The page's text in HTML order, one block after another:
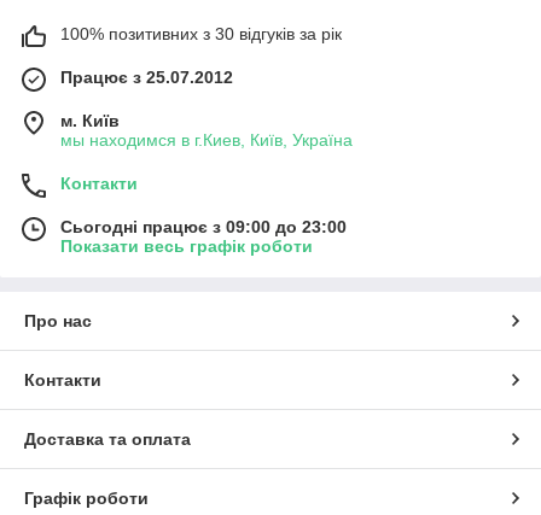
100% позитивних з 30 відгуків за рік
Працює з 25.07.2012
м. Київ
мы находимся в г.Киев, Київ, Україна
Контакти
Сьогодні працює з 09:00 до 23:00
Показати весь графік роботи
Про нас
Контакти
Доставка та оплата
Графік роботи